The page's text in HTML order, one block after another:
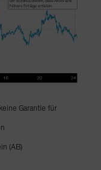
Garantie für
(AB)